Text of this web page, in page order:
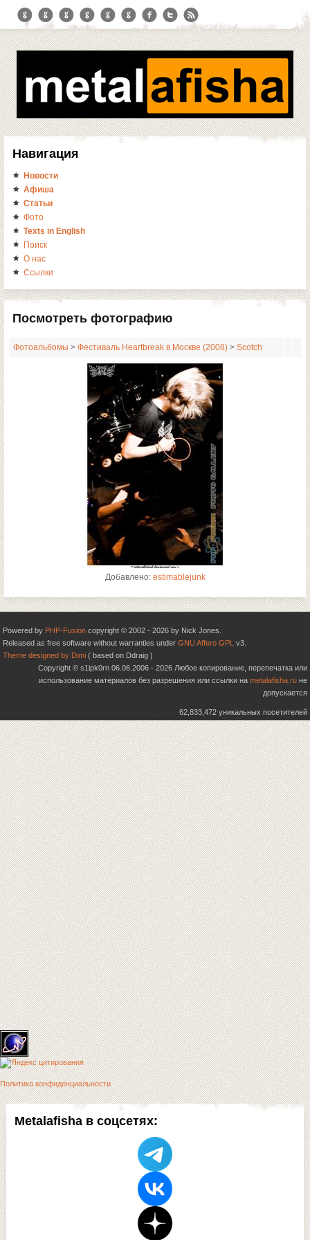
Metalafisha в соцсетях:
Навигация
Новости
Афиша
Статьи
Фото
Texts in English
Поиск
О нас
Ссылки
Посмотреть фотографию
Фотоальбомы > Фестиваль Heartbreak в Москве (2008) > Scotсh
Добавлено: estimablejunk
Powered by PHP-Fusion copyright © 2002 - 2026 by Nick Jones.
Released as free software without warranties under GNU Affero GPL v3.
Theme designed by Dimi ( based on Ddraig )
Copyright © s1ipk0rn 06.06.2006 - 2026 Любое копирование, перепечатка или
использование материалов без разрешения или ссылки на metalafisha.ru не
допускается
62,833,472 уникальных посетителей
Политика конфиденциальности